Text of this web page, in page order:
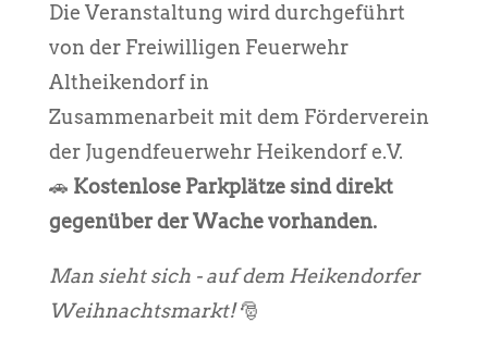
Die Veranstaltung wird durchgeführt
von der Freiwilligen Feuerwehr
Altheikendorf in
Zusammenarbeit mit dem Förderverein
der Jugendfeuerwehr Heikendorf e.V.
🚗 Kostenlose Parkplätze sind direkt
gegenüber der Wache vorhanden.
Man sieht sich - auf dem Heikendorfer
Weihnachtsmarkt!🎅